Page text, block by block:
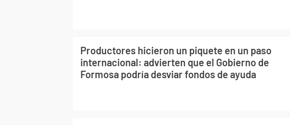
Productores hicieron un piquete en un paso
internacional: advierten que el Gobierno de
Formosa podría desviar fondos de ayuda